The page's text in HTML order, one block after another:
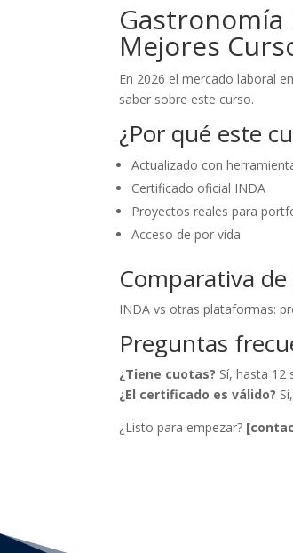
Gastronomía
Mejores
En 2026 el mercado laboral
saber sobre este curso.
¿Por qué este
Actualizado con
Certificado oficial INDA
Proyectos reales para
Acceso de por vida
Comparativa
INDA vs otras plataformas:
Preguntas
¿Tiene cuotas? Sí, hasta 12
¿El certificado es válido?
¿Listo para empezar?